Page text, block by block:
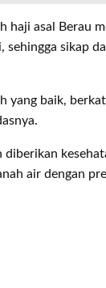
haji asal Berau
sehingga sikap
yang baik,
air dengan